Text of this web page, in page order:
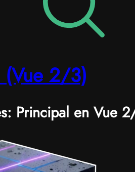
(Vue 2/3)
Principal en Vue